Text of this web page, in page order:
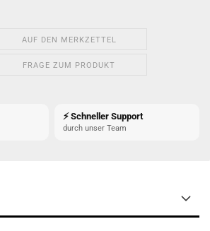
AUF DEN MERKZETTEL
FRAGE ZUM PRODUKT
⚡ Schneller Support
durch unser Team